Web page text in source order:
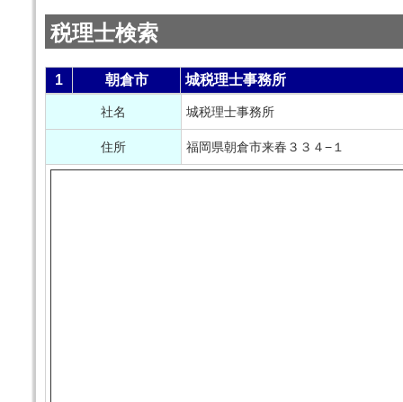
税理士検索
1 朝倉市 城税理士事務所
社名 城税理士事務所
住所 福岡県朝倉市来春３３４−１